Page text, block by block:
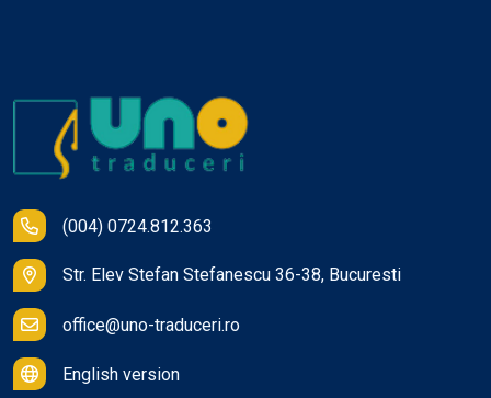
(004) 0724.812.363
Str. Elev Stefan Stefanescu 36-38, Bucuresti
office@uno-traduceri.ro
English version